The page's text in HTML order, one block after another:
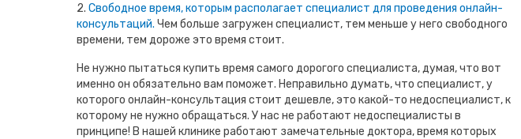
2. Свободное время, которым располагает специалист для проведения онлайн-
консультаций. Чем больше загружен специалист, тем меньше у него свободного
времени, тем дороже это время стоит.
Не нужно пытаться купить время самого дорогого специалиста, думая, что вот
именно он обязательно вам поможет. Неправильно думать, что специалист, у
которого онлайн-консультация стоит дешевле, это какой-то недоспециалист, к
которому не нужно обращаться. У нас не работают недоспециалисты в
принципе! В нашей клинике работают замечательные доктора, время которых